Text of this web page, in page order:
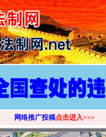
>
网络推广投稿点击进入>>>